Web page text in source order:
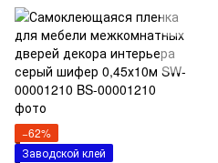
−62%
Заводской клей